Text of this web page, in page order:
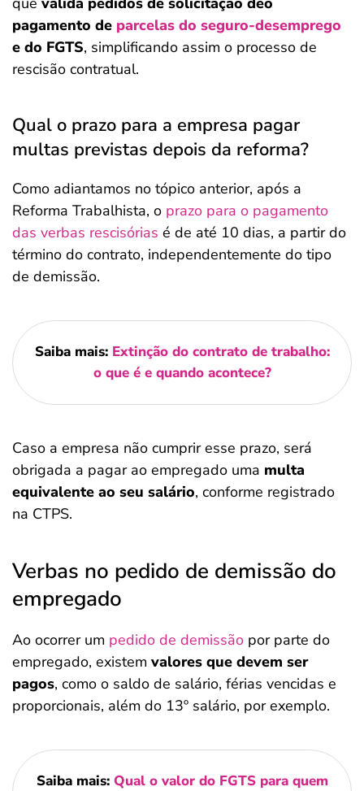
pagamento de parcelas do seguro-desemprego
e do FGTS, simplificando assim o processo de
rescisão contratual.
Qual o prazo para a empresa pagar
multas previstas depois da reforma?
Como adiantamos no tópico anterior, após a
Reforma Trabalhista, o prazo para o pagamento
das verbas rescisórias é de até 10 dias, a partir do
término do contrato, independentemente do tipo
de demissão.
Saiba mais: Extinção do contrato de trabalho:
o que é e quando acontece?
Caso a empresa não cumprir esse prazo, será
obrigada a pagar ao empregado uma multa
equivalente ao seu salário, conforme registrado
na CTPS.
Verbas no pedido de demissão do
empregado
Ao ocorrer um pedido de demissão por parte do
empregado, existem valores que devem ser
pagos, como o saldo de salário, férias vencidas e
proporcionais, além do 13º salário, por exemplo.
Saiba mais: Qual o valor do FGTS para quem